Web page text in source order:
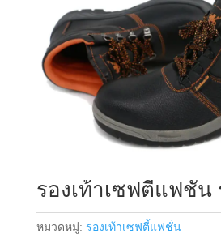
รองเท้าเซฟตี้แฟชั่น
หมวดหมู่: รองเท้าเซฟตี้แฟชั่น